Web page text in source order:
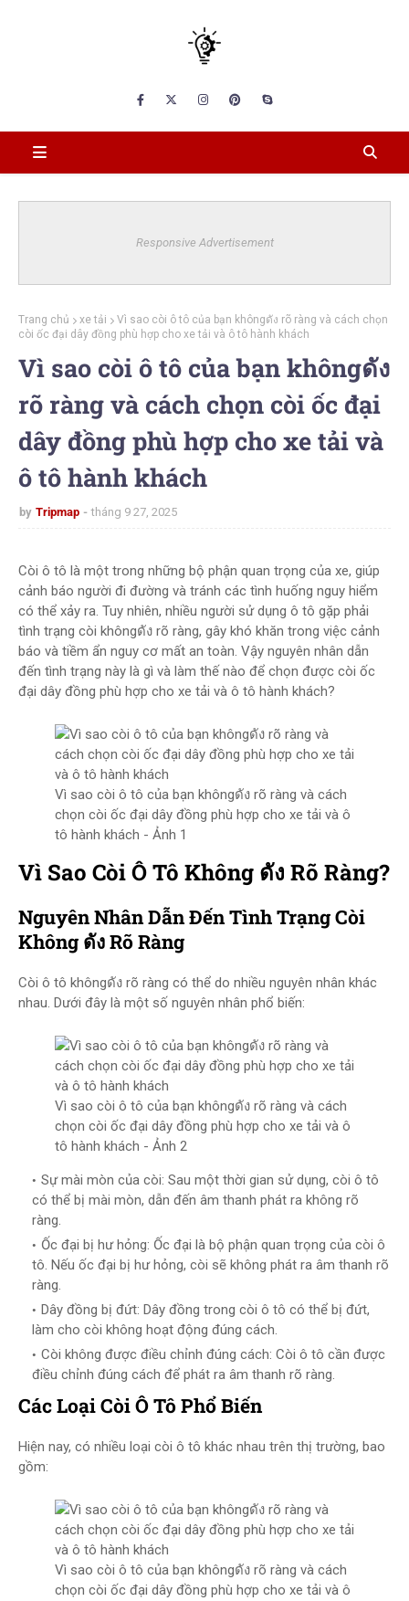
Responsive Advertisement
Trang chủ xe tải
Vì sao còi ô tô của bạn khôngดัง rõ ràng và cách chọn
còi ốc đại dây đồng phù hợp cho xe tải và ô tô hành khách
Vì sao còi ô tô của bạn khôngดัง
rõ ràng và cách chọn còi ốc đại
dây đồng phù hợp cho xe tải và
ô tô hành khách
by Tripmap tháng 9 27, 2025
Còi ô tô là một trong những bộ phận quan trọng của xe, giúp
cảnh báo người đi đường và tránh các tình huống nguy hiểm
có thể xảy ra. Tuy nhiên, nhiều người sử dụng ô tô gặp phải
tình trạng còi khôngดัง rõ ràng, gây khó khăn trong việc cảnh
báo và tiềm ẩn nguy cơ mất an toàn. Vậy nguyên nhân dẫn
đến tình trạng này là gì và làm thế nào để chọn được còi ốc
đại dây đồng phù hợp cho xe tải và ô tô hành khách?
Vì sao còi ô tô của bạn khôngดัง rõ ràng và cách
chọn còi ốc đại dây đồng phù hợp cho xe tải và ô
tô hành khách - Ảnh 1
Vì Sao Còi Ô Tô Không ดัง Rõ Ràng?
Nguyên Nhân Dẫn Đến Tình Trạng Còi
Không ดัง Rõ Ràng
Còi ô tô khôngดัง rõ ràng có thể do nhiều nguyên nhân khác
nhau. Dưới đây là một số nguyên nhân phổ biến:
Vì sao còi ô tô của bạn khôngดัง rõ ràng và cách
chọn còi ốc đại dây đồng phù hợp cho xe tải và ô
tô hành khách - Ảnh 2
Sự mài mòn của còi: Sau một thời gian sử dụng, còi ô tô
có thể bị mài mòn, dẫn đến âm thanh phát ra không rõ
ràng.
Ốc đại bị hư hỏng: Ốc đại là bộ phận quan trọng của còi ô
tô. Nếu ốc đại bị hư hỏng, còi sẽ không phát ra âm thanh rõ
ràng.
Dây đồng bị đứt: Dây đồng trong còi ô tô có thể bị đứt,
làm cho còi không hoạt động đúng cách.
Còi không được điều chỉnh đúng cách: Còi ô tô cần được
điều chỉnh đúng cách để phát ra âm thanh rõ ràng.
Các Loại Còi Ô Tô Phổ Biến
Hiện nay, có nhiều loại còi ô tô khác nhau trên thị trường, bao
gồm:
Vì sao còi ô tô của bạn khôngดัง rõ ràng và cách
chọn còi ốc đại dây đồng phù hợp cho xe tải và ô